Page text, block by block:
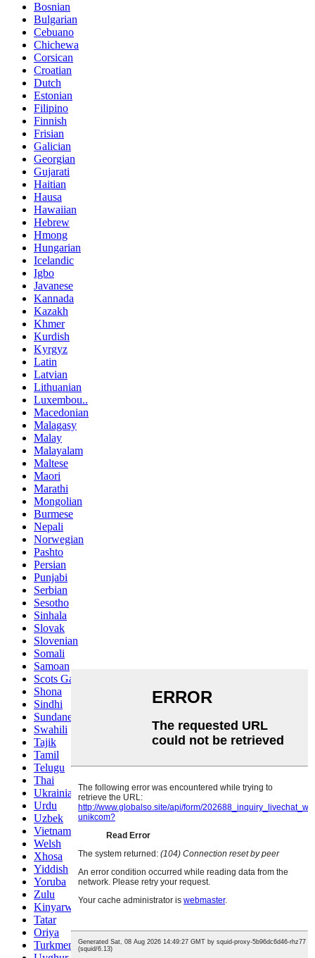
Bosnian
Bulgarian
Cebuano
Chichewa
Corsican
Croatian
Dutch
Estonian
Filipino
Finnish
Frisian
Galician
Georgian
Gujarati
Haitian
Hausa
Hawaiian
Hebrew
Hmong
Hungarian
Icelandic
Igbo
Javanese
Kannada
Kazakh
Khmer
Kurdish
Kyrgyz
Latin
Latvian
Lithuanian
Luxembou..
Macedonian
Malagasy
Malay
Malayalam
Maltese
Maori
Marathi
Mongolian
Burmese
Nepali
Norwegian
Pashto
Persian
Punjabi
Serbian
Sesotho
Sinhala
Slovak
Slovenian
Somali
Samoan
Scots Gaelic
Shona
Sindhi
Sundanese
Swahili
Tajik
Tamil
Telugu
Thai
Ukrainian
Urdu
Uzbek
Vietnamese
Welsh
Xhosa
Yiddish
Yoruba
Zulu
Kinyarwanda
Tatar
Oriya
Turkmen